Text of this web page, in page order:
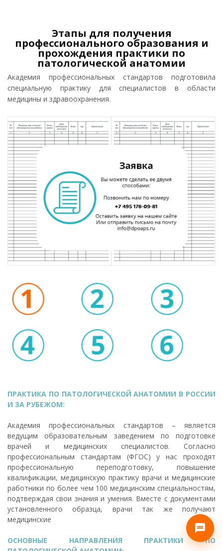
Этапы для получения
профессионального образования и
прохождения практики по
патологической анатомии
Академия профессиональных стандартов подготовила
специальную практику для специалистов в области
медицины и здравоохранения.
ПРАКТИКА ПО ПАТОЛОГИЧЕСКОЙ АНАТОМИИ В РОССИИ
И ЗА РУБЕЖОМ:
Академия профессиональных стандартов – является
ведущим образовательным заведением по подготовке
врачей и медицинских специалистов. Согласно
профессиональным стандартам (ФГОС) у нас проходят
профессиональную переподготовку, повышение
квалификации, медицинскую практику врачи и медицинские
работники по более чем 100 медицинским специальностям,
подтверждая свои знания и умения. Вместе с документами
установленного образца, врачи так же получают
медицинские
ОСНОВНЫЕ НАПРАВЛЕНИЯ ПРАКТИКИ ПО